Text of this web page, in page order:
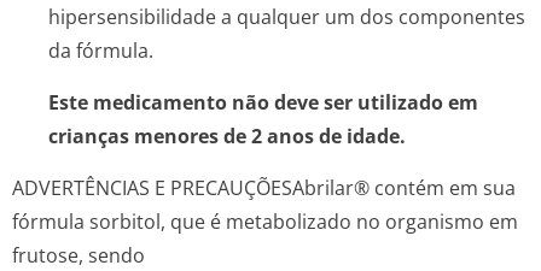
hipersensibilidade a qualquer um dos componentes
da fórmula.
Este medicamento não deve ser utilizado em
crianças menores de 2 anos de idade.
ADVERTÊNCIAS E PRECAUÇÕESAbrilar® contém em sua
fórmula sorbitol, que é metabolizado no organismo em
frutose, sendo